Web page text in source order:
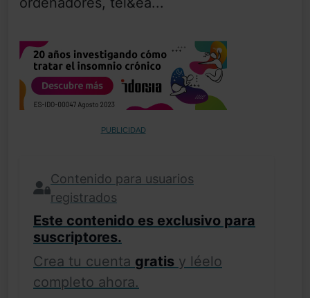
PUBLICIDAD
Contenido para usuarios
registrados
Este contenido es exclusivo para
suscriptores.
Crea tu cuenta gratis y léelo
completo ahora.